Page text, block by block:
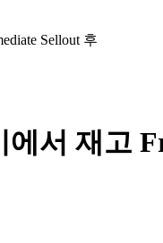
Sellout 후
에서 재고